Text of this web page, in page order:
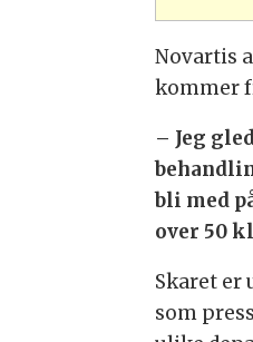
Novartis
kommer
– Jeg
bli med
over 50
Skaret
som